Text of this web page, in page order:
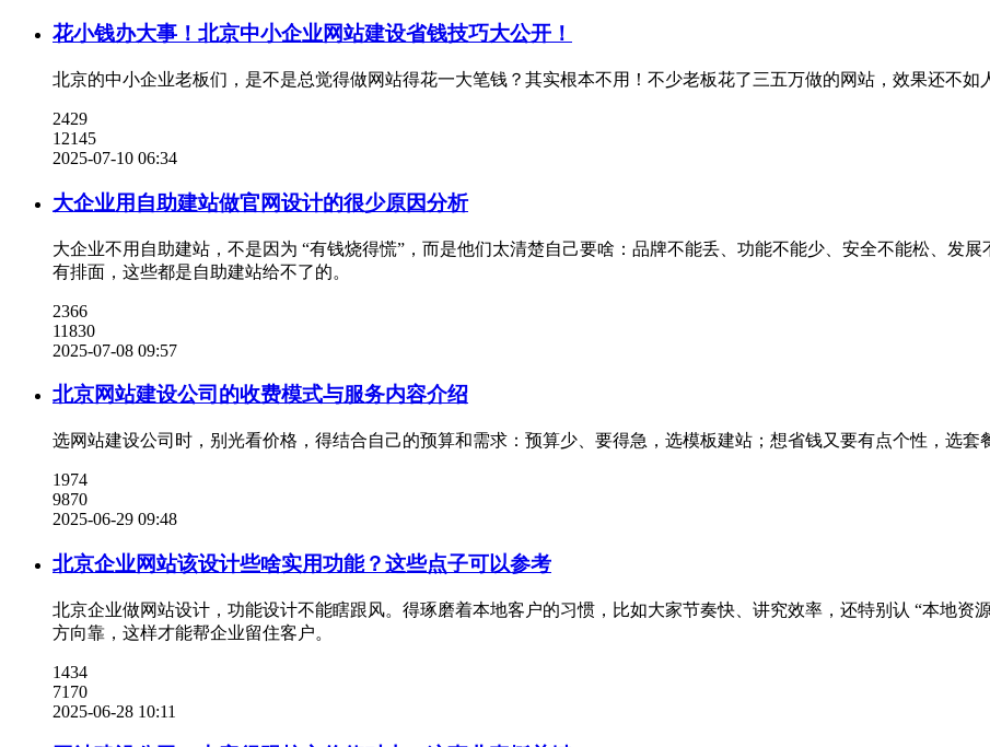
花小钱办大事！北京中小企业网站建设省钱技巧大公开！
北京的中小企业老板们，是不是总觉得做网站得花一大笔钱？其实根本不用！不少老板花了三五万做的网站，效果还不如
2429
12145
2025-07-10 06:34
大企业用自助建站做官网设计的很少原因分析
大企业不用自助建站，不是因为 “有钱烧得慌”，而是他们太清楚自己要啥：品牌不能丢、功能不能少、安全不能松、发展
有排面，这些都是自助建站给不了的。
2366
11830
2025-07-08 09:57
北京网站建设公司的收费模式与服务内容介绍
选网站建设公司时，别光看价格，得结合自己的预算和需求：预算少、要得急，选模板建站；想省钱又要有点个性，选套
1974
9870
2025-06-29 09:48
北京企业网站该设计些啥实用功能？这些点子可以参考
北京企业做网站设计，功能设计不能瞎跟风。得琢磨着本地客户的习惯，比如大家节奏快、讲究效率，还特别认 “本地资
方向靠，这样才能帮企业留住客户。
1434
7170
2025-06-28 10:11